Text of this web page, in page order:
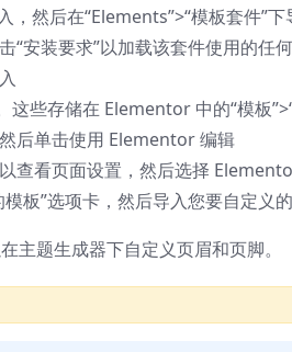
然后在“Elements”>“模板套件”下
“安装要求”以加载该套件使用的任
些存储在 Elementor 中的“模板
后单击使用 Elementor 编辑
查看页面设置，然后选择
板”选项卡，然后导入您要自定义的
题生成器下自定义页眉和页脚。